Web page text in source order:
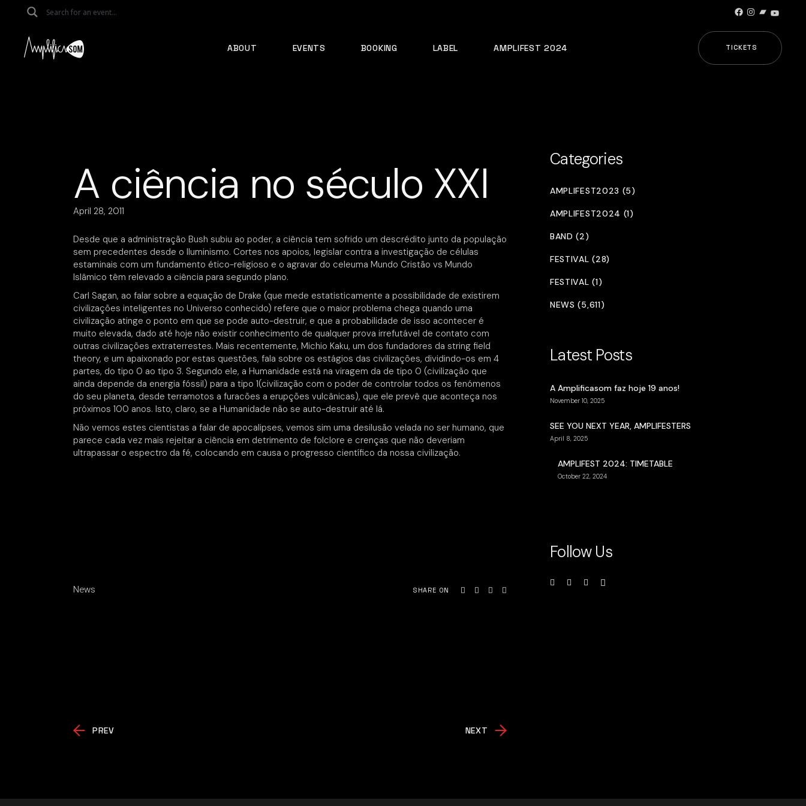
Facebook
Instagram
Bandcamp
ABOUT EVENTS BOOKING LABEL AMPLIFEST 2024 TICKETS
A ciência no século XXI
April 28, 2011
Desde que a administração Bush subiu ao poder, a ciência tem sofrido um descrédito junto da população
sem precedentes desde o Iluminismo. Cortes nos apoios, legislar contra a investigação de células
estaminais com um fundamento ético-religioso e o agravar do celeuma Mundo Cristão vs Mundo
Islâmico têm relevado a ciência para segundo plano.
Carl Sagan, ao falar sobre a equação de Drake (que mede estatisticamente a possibilidade de existirem
civilizações inteligentes no Universo conhecido) refere que o maior problema chega quando uma
civilização atinge o ponto em que se pode auto-destruir, e que a probabilidade de isso acontecer é
muito elevada, dado até hoje não existir conhecimento de qualquer prova irrefutável de contato com
outras civilizações extraterrestes. Mais recentemente, Michio Kaku, um dos fundadores da string field
theory, e um apaixonado por estas questões, fala sobre os estágios das civilizações, dividindo-os em 4
partes, do tipo 0 ao tipo 3. Segundo ele, a Humanidade está na viragem da de tipo 0 (civilização que
ainda depende da energia fóssil) para a tipo 1(civilização com o poder de controlar todos os fenómenos
do seu planeta, desde terramotos a furacões a erupções vulcânicas), que ele prevê que aconteça nos
próximos 100 anos. Isto, claro, se a Humanidade não se auto-destruir até lá.
Não vemos estes cientistas a falar de apocalipses, vemos sim uma desilusão velada no ser humano, que
parece cada vez mais rejeitar a ciência em detrimento de folclore e crenças que não deveriam
ultrapassar o espectro da fé, colocando em causa o progresso científico da nossa civilização.
News SHARE ON
PREV NEXT
Categories
AMPLIFEST2023 (5)
AMPLIFEST2024 (1)
BAND (2)
FESTIVAL (28)
FESTIVAL (1)
NEWS (5,611)
Latest Posts
A Amplificasom faz hoje 19 anos!
November 10, 2025
SEE YOU NEXT YEAR, AMPLIFESTERS
April 8, 2025
AMPLIFEST 2024: TIMETABLE
October 22, 2024
Follow Us